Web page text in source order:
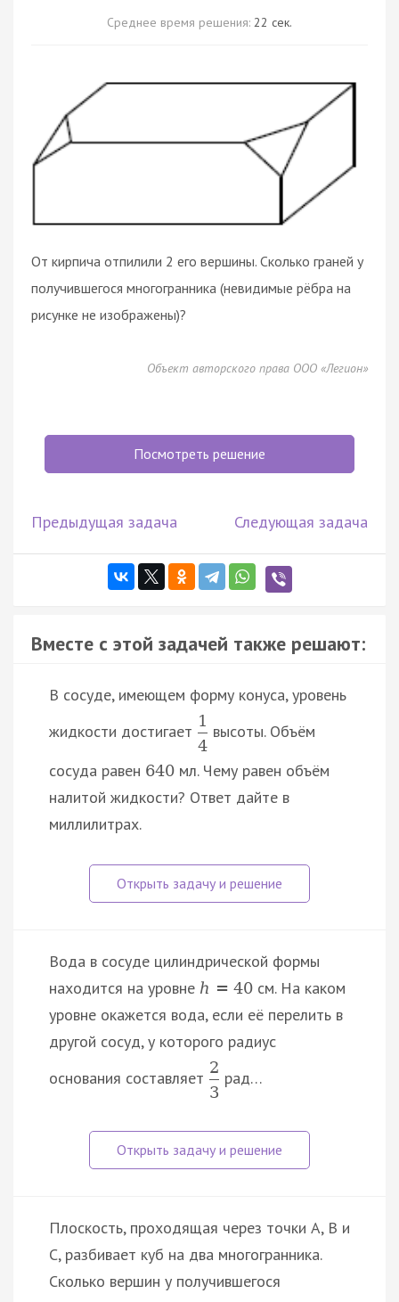
Среднее время решения: 22 сек.
От кирпича отпилили 2 его вершины. Сколько граней у
получившегося многогранника (невидимые рёбра на
рисунке не изображены)?
Объект авторского права ООО «Легион»
Посмотреть решение
Предыдущая задача Следующая задача
Вместе с этой задачей также решают:
В сосуде, имеющем форму конуса, уровень
жидкости достигает
1
4
высоты. Объём
сосуда равен 640 мл. Чему равен объём
налитой жидкости? Ответ дайте в
миллилитрах.
Вода в сосуде цилиндрической формы
находится на уровне h = 40 см. На каком
уровне окажется вода, если её перелить в
другой сосуд, у которого радиус
основания составляет
2
3
рад…
Плоскость, проходящая через точки A, B и
C, разбивает куб на два многогранника.
Сколько вершин у получившегося